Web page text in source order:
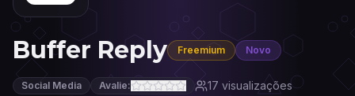
Buffer Reply Freemium Novo
Social Media Avalie: 17 visualizações